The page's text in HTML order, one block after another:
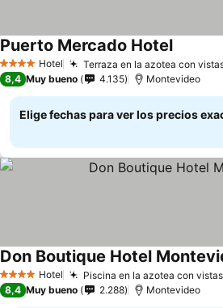
4 EstrellasHotel Terraza en la azotea con
Puerto Mercado HotelVer
8,4 Muy bueno 4.135 Montevideo
Elige fechas para ver los precios
4 EstrellasHotel Piscina en la azotea con
Don Boutique Hotel
8,4 Muy bueno 2.288 Montevideo